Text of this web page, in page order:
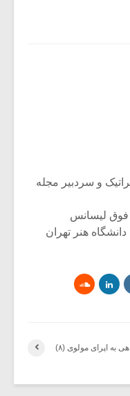
و سردبیر مجله
فوق لیسانس
دانشگاه هنر تهران
به اپرای مولوی (۸)